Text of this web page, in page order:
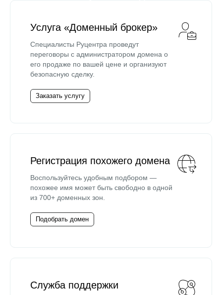
Услуга «Доменный брокер»
Специалисты Руцентра проведут
переговоры с администратором домена о
его продаже по вашей цене и организуют
безопасную сделку.
Заказать услугу
Регистрация похожего домена
Воспользуйтесь удобным подбором —
похожее имя может быть свободно в одной
из 700+ доменных зон.
Подобрать домен
Служба поддержки